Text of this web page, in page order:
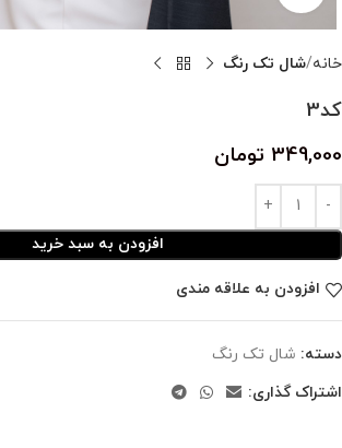
خانه شال تک رنگ
کد3
349,000 تومان
افزودن به سبد خرید
افزودن به علاقه مندی
دسته: شال تک رنگ
اشتراک گذاری: